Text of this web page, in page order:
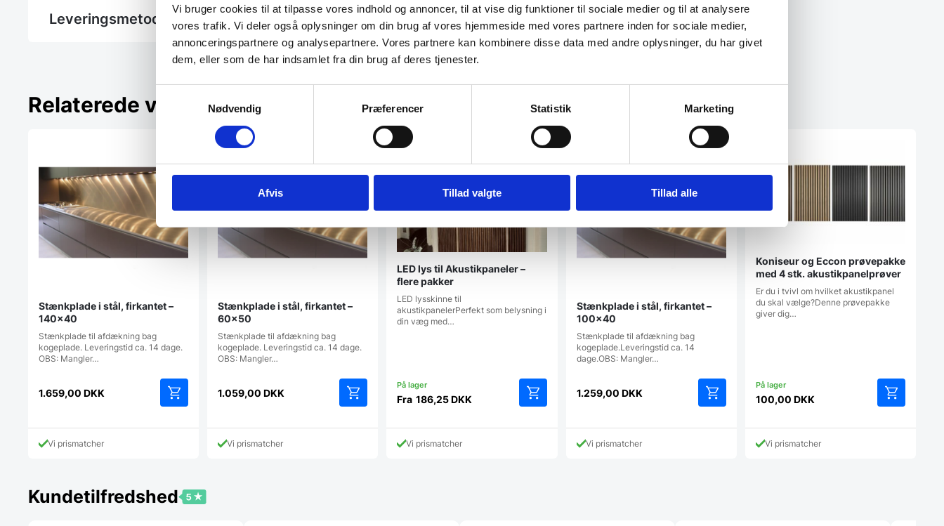
Vi bruger cookies til at tilpasse vores indhold og annoncer, til at vise dig funktioner til sociale medier og til at analysere
vores trafik. Vi deler også oplysninger om din brug af vores hjemmeside med vores partnere inden for sociale medier,
annonceringspartnere og analysepartnere. Vores partnere kan kombinere disse data med andre oplysninger, du har givet
dem, eller som de har indsamlet fra din brug af deres tjenester.
Nødvendig
Præferencer Statistik Marketing
Afvis Tillad valgte Tillad alle
Leveringsmetode
Relaterede varer
Stænkplade i stål, firkantet –
140×40
Stænkplade til afdækning bag
kogeplade. Leveringstid ca. 14 dage.
OBS: Mangler…
1.659,00 DKK
Vi prismatcher
Stænkplade i stål, firkantet –
60×50
Stænkplade til afdækning bag
kogeplade. Leveringstid ca. 14 dage.
OBS: Mangler…
1.059,00DKK
Vi prismatcher
Populært SPAR OP TIL 38%
LED lys til Akustikpaneler –
flere pakker
LED lysskinne til
akustikpanelerPerfekt som belysning i
din væg med…
Fra 186,25DKK
vare
Vi prismatcher
Stænkplade i stål, firkantet –
100×40
Stænkplade til afdækning bag
kogeplade.Leveringstid ca. 14
dage.OBS: Mangler…
1.259,00 DKK
Vi prismatcher
Koniseur og Eccon prøvepakke
med 4 stk. akustikpanelprøver
Er du i tvivl om hvilket akustikpanel
du skal vælge?Denne prøvepakke
giver dig…
100,00 DKK
Vi prismatcher
Kundetilfredshed